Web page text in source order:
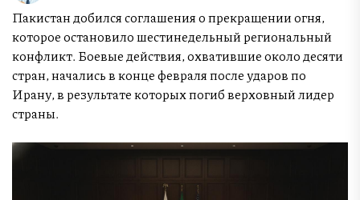
Пакистан добился соглашения о прекращении огня,
которое остановило шестинедельный региональный
конфликт. Боевые действия, охватившие около десяти
стран, начались в конце февраля после ударов по
Ирану, в результате которых погиб верховный лидер
страны.